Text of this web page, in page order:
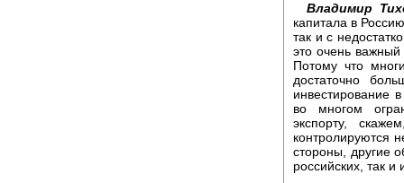
Владимир
капитала в
так и с
это очень
Потому что
достаточно
инвестирование
во многом
экспорту,
контролируются
стороны, другие
российских, так и